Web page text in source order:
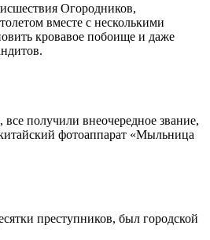
Огородников,
вместе с несколькими
кровавое побоище и даже
получили внеочередное звание,
фотоаппарат «Мыльница
преступников, был городской